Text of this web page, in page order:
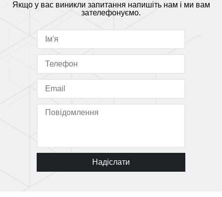
Якщо у вас виникли запитання напишіть нам і ми вам
зателефонуємо.
Надіслати